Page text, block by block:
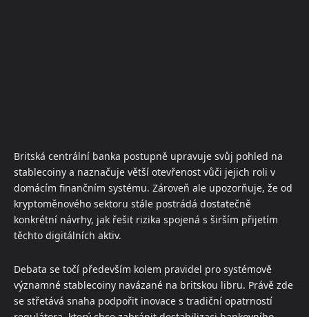
Britská centrální banka postupně upravuje svůj pohled na
stablecoiny a naznačuje větší otevřenost vůči jejich roli v
domácím finančním systému. Zároveň ale upozorňuje, že od
kryptoměnového sektoru stále postrádá dostatečně
konkrétní návrhy, jak řešit rizika spojená s širším přijetím
těchto digitálních aktiv.
Debata se točí především kolem pravidel pro systémově
významné stablecoiny navázané na britskou libru. Právě zde
se střetává snaha podpořit inovace s tradiční opatrností